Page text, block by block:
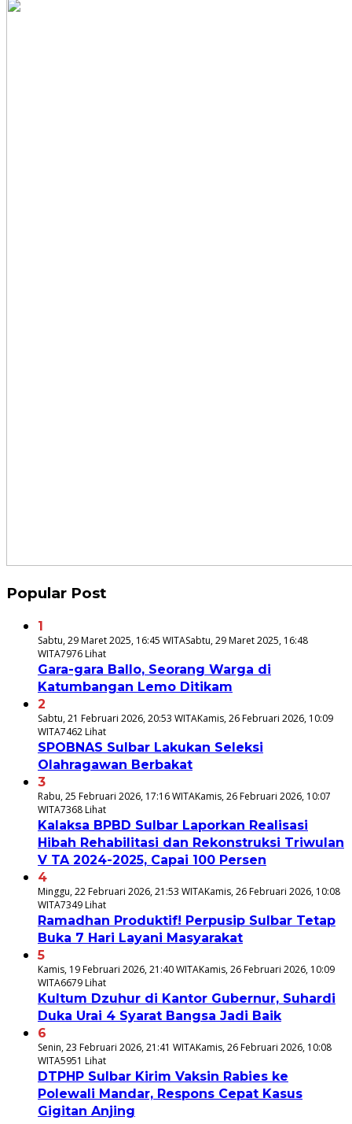
Popular Post
1
Sabtu, 29 Maret 2025, 16:45 WITASabtu, 29 Maret 2025, 16:48
WITA7976 Lihat
Gara-gara Ballo, Seorang Warga di
Katumbangan Lemo Ditikam
2
Sabtu, 21 Februari 2026, 20:53 WITAKamis, 26 Februari 2026, 10:09
WITA7462 Lihat
SPOBNAS Sulbar Lakukan Seleksi
Olahragawan Berbakat
3
Rabu, 25 Februari 2026, 17:16 WITAKamis, 26 Februari 2026, 10:07
WITA7368 Lihat
Kalaksa BPBD Sulbar Laporkan Realisasi
Hibah Rehabilitasi dan Rekonstruksi Triwulan
V TA 2024-2025, Capai 100 Persen
4
Minggu, 22 Februari 2026, 21:53 WITAKamis, 26 Februari 2026, 10:08
WITA7349 Lihat
Ramadhan Produktif! Perpusip Sulbar Tetap
Buka 7 Hari Layani Masyarakat
5
Kamis, 19 Februari 2026, 21:40 WITAKamis, 26 Februari 2026, 10:09
WITA6679 Lihat
Kultum Dzuhur di Kantor Gubernur, Suhardi
Duka Urai 4 Syarat Bangsa Jadi Baik
6
Senin, 23 Februari 2026, 21:41 WITAKamis, 26 Februari 2026, 10:08
WITA5951 Lihat
DTPHP Sulbar Kirim Vaksin Rabies ke
Polewali Mandar, Respons Cepat Kasus
Gigitan Anjing